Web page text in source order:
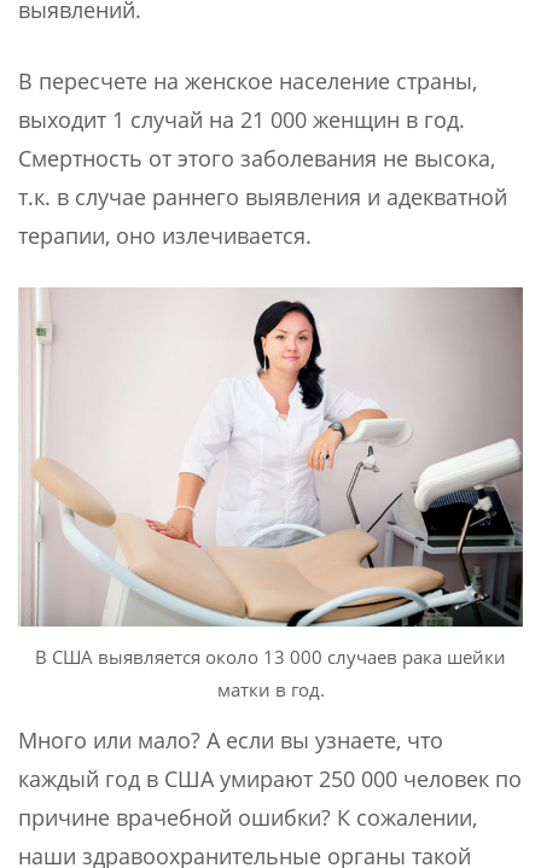
выявлений.
В пересчете на женское население страны,
выходит 1 случай на 21 000 женщин в год.
Смертность от этого заболевания не высока,
т.к. в случае раннего выявления и адекватной
терапии, оно излечивается.
В США выявляется около 13 000 случаев рака шейки
матки в год.
Много или мало? А если вы узнаете, что
каждый год в США умирают 250 000 человек по
причине врачебной ошибки? К сожалении,
наши здравоохранительные органы такой